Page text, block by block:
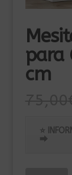
para
cm
⭐
⮕